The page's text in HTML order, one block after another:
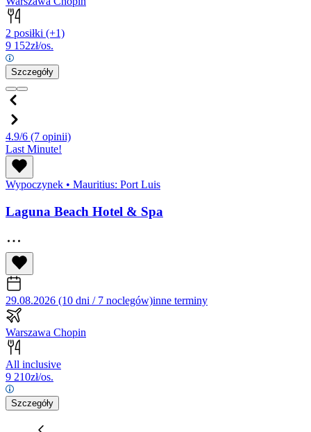
2 posiłki (+1)
9 152zł/os.
Szczegóły
4.9/6 (7 opinii)
Last Minute!
Wypoczynek • Mauritius: Port Luis
Laguna Beach Hotel & Spa
29.08.2026 (10 dni / 7 noclegów)inne terminy
Warszawa Chopin
All inclusive
9 210zł/os.
Szczegóły